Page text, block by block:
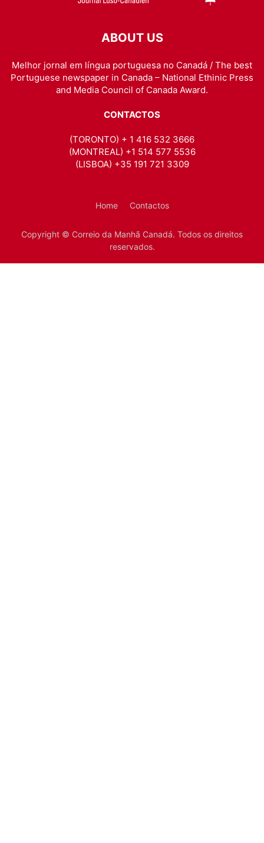
ABOUT US
Melhor jornal em língua portuguesa no Canadá / The best
Portuguese newspaper in Canada – National Ethinic Press
and Media Council of Canada Award.
CONTACTOS
(TORONTO) + 1 416 532 3666
(MONTREAL) +1 514 577 5536
(LISBOA) +35 191 721 3309
Home Contactos
Copyright © Correio da Manhã Canadá. Todos os direitos
reservados.